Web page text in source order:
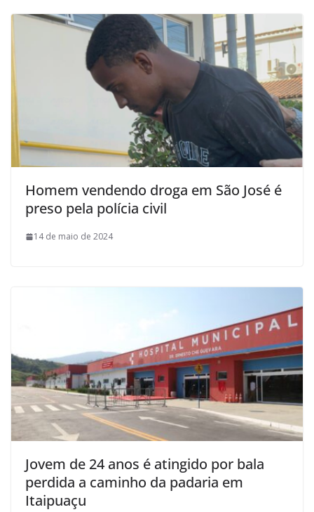
Homem vendendo droga em São José é
preso pela polícia civil
14 de maio de 2024
Jovem de 24 anos é atingido por bala
perdida a caminho da padaria em
Itaipuaçu